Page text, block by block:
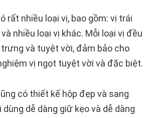
rất nhiều loại vị, bao gồm: vị trái
và nhiều loại vị khác. Mỗi loại vị đều
và tuyệt vời, đảm bảo cho
vị ngọt tuyệt vời và đặc biệt.
có thiết kế hộp đẹp và sang
dễ dàng giữ kẹo và dễ dàng